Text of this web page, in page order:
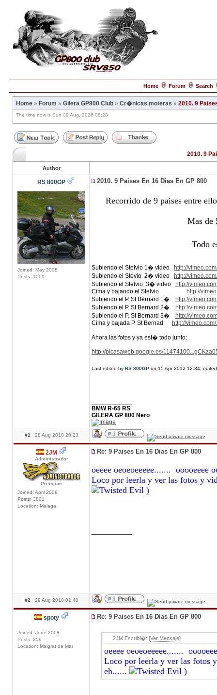
Home Forum Search
Home » Forum » Gilera GP800 Club » Cr�nicas moteras » 2010. 9
The time now is Sun 09 Aug, 2026 08:28
2010. 9
Author
RS 800GP
Joined: May 2008
Posts: 1059
2010. 9 Paises En 16 Dias En GP 800
Recorrido de 9 paises entre
Mas de
Todo
Subiendo el Stelvio 1� video
http://
Subiendo el Stevio 2� video
http://
Subiendo el Stelvio 3� video
http://
Cima y bajando el Stelvio
http://
Subiendo el P. St Bernard 1�
http://
Subiendo el P. St Bernard 2�
http://
Subiendo el P. St Bernard 3�
http://
Cima y bajada P. St Bernad
http://
Ahora las fotos y ya est� todo junto:
http://picasaweb.google.es/
Last edited by RS 800GP on 15 Apr 2012 12:34;
BMW R-65 RS
GILERA GP 800 Nero
#1 28 Aug 2010 20:23
2JM
Administrador
Premium
Joined: April 2008
Posts: 3801
Location: Malaga
Re: 9 Paises En 16 Dias En GP 800
oeeee oeoeoeeeee.......
Loco por leerla y ver las fotos y
)
#2 29 Aug 2010 01:40
spoty
Joined: June 2008
Posts: 259
Location: Malgrat de Mar
Re: 9 Paises En 16 Dias En GP 800
2JM Escribi�: [Ver Mensaje]
oeeee oeoeoeeeee.......
Loco por leerla y ver las fotos
eh......
)